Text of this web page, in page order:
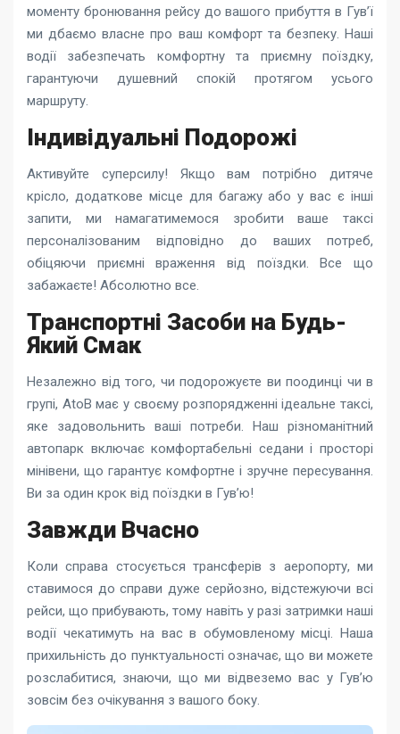
моменту бронювання рейсу до вашого прибуття в Гув’ї
ми дбаємо власне про ваш комфорт та безпеку. Наші
водії забезпечать комфортну та приємну поїздку,
гарантуючи душевний спокій протягом усього
маршруту.
Індивідуальні Подорожі
Активуйте суперсилу! Якщо вам потрібно дитяче
крісло, додаткове місце для багажу або у вас є інші
запити, ми намагатимемося зробити ваше таксі
персоналізованим відповідно до ваших потреб,
обіцяючи приємні враження від поїздки. Все що
забажаєте! Абсолютно все.
Транспортні Засоби на Будь-
Який Смак
Незалежно від того, чи подорожуєте ви поодинці чи в
групі, AtoB має у своєму розпорядженні ідеальне таксі,
яке задовольнить ваші потреби. Наш різноманітний
автопарк включає комфортабельні седани і просторі
мінівени, що гарантує комфортне і зручне пересування.
Ви за один крок від поїздки в Гув’ю!
Завжди Вчасно
Коли справа стосується трансферів з аеропорту, ми
ставимося до справи дуже серйозно, відстежуючи всі
рейси, що прибувають, тому навіть у разі затримки наші
водії чекатимуть на вас в обумовленому місці. Наша
прихильність до пунктуальності означає, що ви можете
розслабитися, знаючи, що ми відвеземо вас у Гув’ю
зовсім без очікування з вашого боку.